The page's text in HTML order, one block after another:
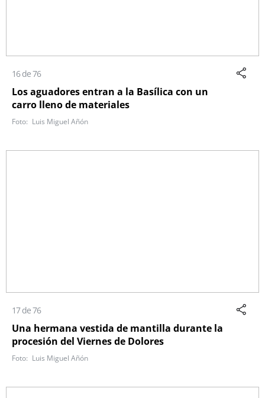
16 de 76
Los aguadores entran a la Basílica con un
carro lleno de materiales
Luis Miguel Añón
17 de 76
Una hermana vestida de mantilla durante la
procesión del Viernes de Dolores
Luis Miguel Añón